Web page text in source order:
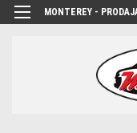
MONTEREY -